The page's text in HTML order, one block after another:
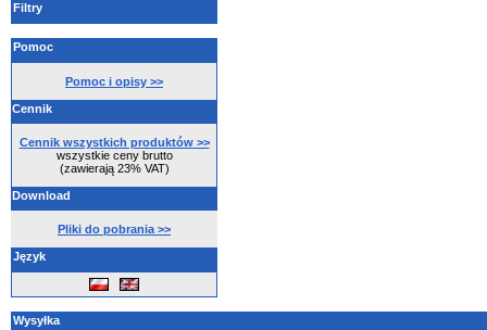
Filtry
Pomoc
Pomoc i opisy >>
Cennik
Cennik wszystkich produktów >>
wszystkie ceny brutto
(zawierają 23% VAT)
Download
Pliki do pobrania >>
Język
Wysyłka